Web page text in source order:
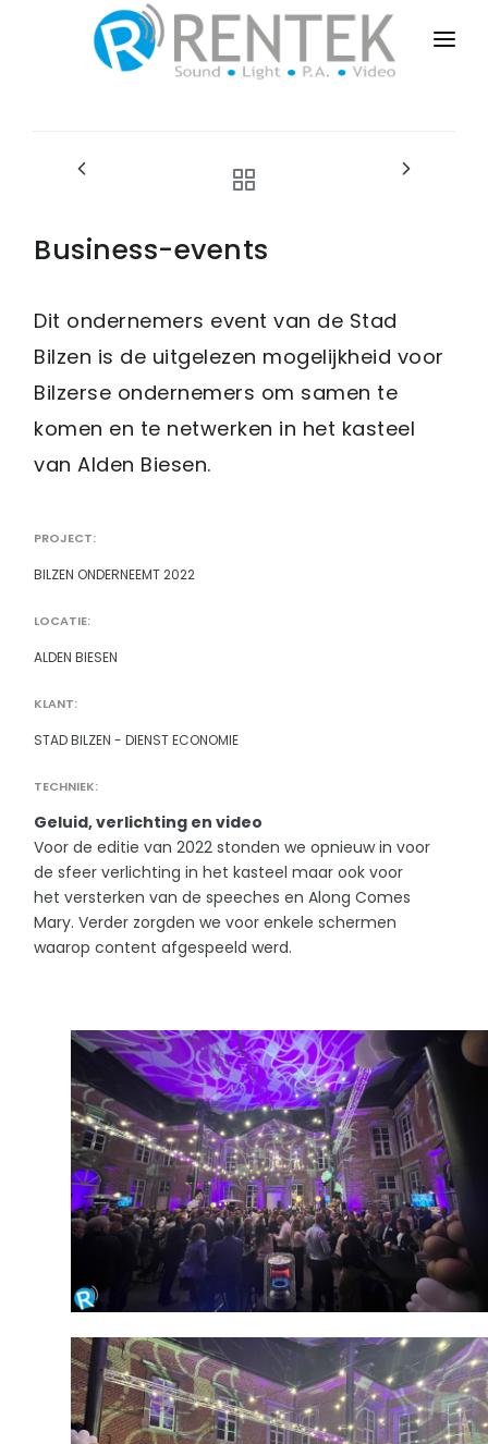
PRIVATE-EVENTS
CONTACT
Business-events
Dit ondernemers event van de Stad
Bilzen is de uitgelezen mogelijkheid voor
Bilzerse ondernemers om samen te
komen en te netwerken in het kasteel
van Alden Biesen.
PROJECT:
BILZEN ONDERNEEMT 2022
LOCATIE:
ALDEN BIESEN
KLANT:
STAD BILZEN - DIENST ECONOMIE
TECHNIEK:
Geluid, verlichting en video
Voor de editie van 2022 stonden we opnieuw in voor
de sfeer verlichting in het kasteel maar ook voor
het versterken van de speeches en Along Comes
Mary. Verder zorgden we voor enkele schermen
waarop content afgespeeld werd.